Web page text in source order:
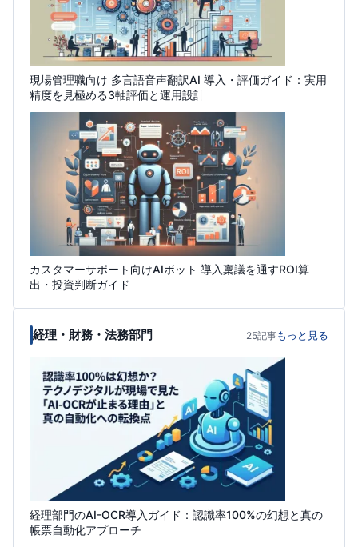
現場管理職向け 多言語音声翻訳AI 導入・評価ガイド：実用
精度を見極める3軸評価と運用設計
カスタマーサポート向けAIボット 導入稟議を通すROI算
出・投資判断ガイド
経理・財務・法務部門 25記事もっと見る
経理部門のAI-OCR導入ガイド：認識率100%の幻想と真の
帳票自動化アプローチ